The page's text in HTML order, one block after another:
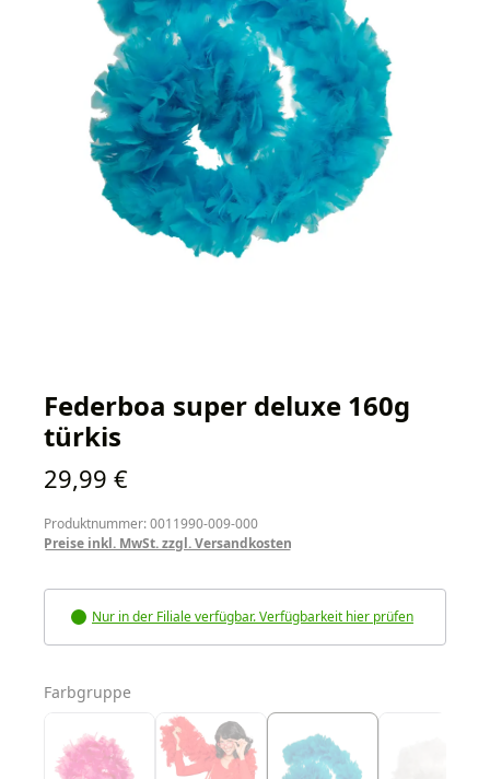
Federboa super deluxe 160g
türkis
Regulärer Preis:
29,99 €
Produktnummer: 0011990-009-000
Preise inkl. MwSt. zzgl. Versandkosten
Nur in der Filiale verfügbar. Verfügbarkeit hier prüfen
Farbgruppe